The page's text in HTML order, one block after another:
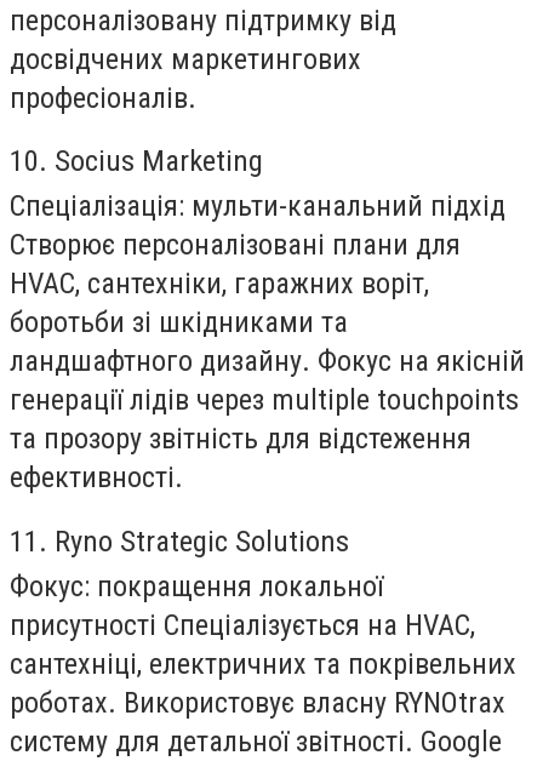
персоналізовану підтримку від
досвідчених маркетингових
професіоналів.
10. Socius Marketing
Спеціалізація: мульти-канальний підхід
Створює персоналізовані плани для
HVAC, сантехніки, гаражних воріт,
боротьби зі шкідниками та
ландшафтного дизайну. Фокус на якісній
генерації лідів через multiple touchpoints
та прозору звітність для відстеження
ефективності.
11. Ryno Strategic Solutions
Фокус: покращення локальної
присутності Спеціалізується на HVAC,
сантехніці, електричних та покрівельних
роботах. Використовує власну RYNOtrax
систему для детальної звітності. Google